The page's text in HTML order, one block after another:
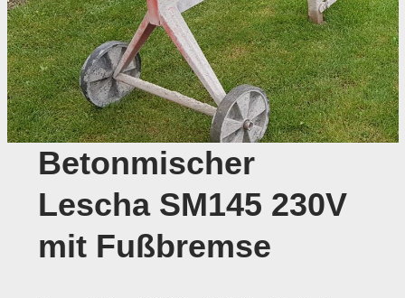
Betonmischer
Lescha SM145 230V
mit Fußbremse